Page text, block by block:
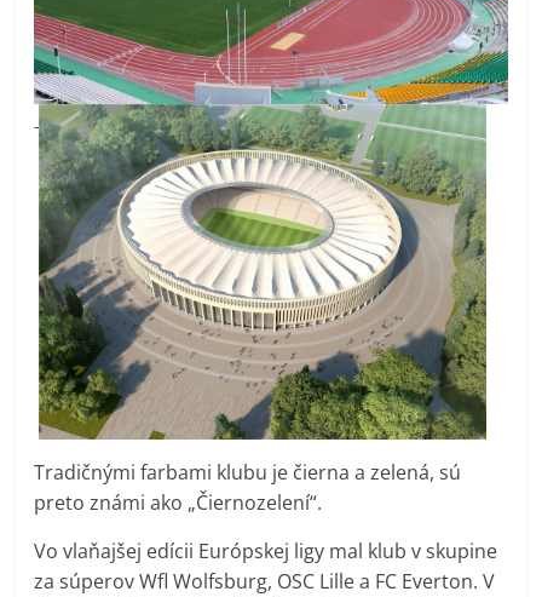
Tradičnými farbami klubu je čierna a zelená, sú
preto známi ako „Čiernozelení“.
Vo vlaňajšej edícii Európskej ligy mal klub v skupine
za súperov Wfl Wolfsburg, OSC Lille a FC Everton. V